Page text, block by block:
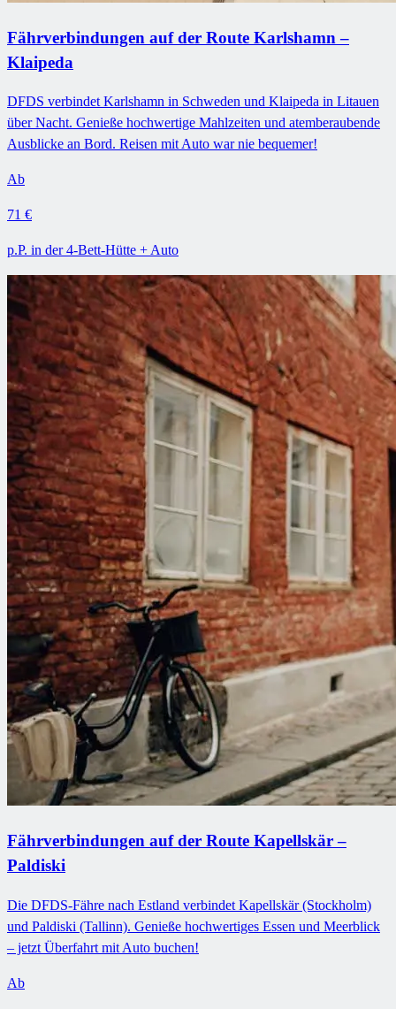
Fährverbindungen auf der Route Karlshamn –
Klaipeda
DFDS verbindet Karlshamn in Schweden und Klaipeda in Litauen
über Nacht. Genieße hochwertige Mahlzeiten und atemberaubende
Ausblicke an Bord. Reisen mit Auto war nie bequemer!
Ab
71 €
p.P. in der 4-Bett-Hütte + Auto
Fährverbindungen auf der Route Kapellskär –
Paldiski
Die DFDS-Fähre nach Estland verbindet Kapellskär (Stockholm)
und Paldiski (Tallinn). Genieße hochwertiges Essen und Meerblick
– jetzt Überfahrt mit Auto buchen!
Ab